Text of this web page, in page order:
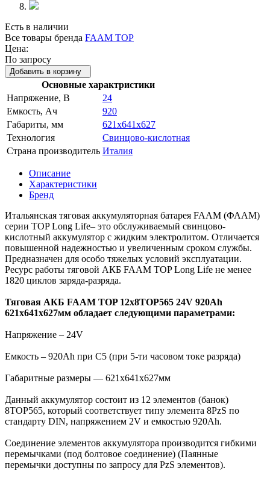
Есть в наличии
Все товары бренда FAAM TOP
Цена:
По запросу
Добавить в корзину
Основные характристики
Напряжение, В
24
Емкость, Ач
920
Габариты, мм
621x641x627
Технология
Свинцово-кислотная
Страна производитель Италия
Описание
Характеристики
Бренд
Итальянская тяговая аккумуляторная батарея FAAM (ФААМ)
серии TOP Long Life– это обслуживаемый свинцово-
кислотный аккумулятор с жидким электролитом. Отличается
повышенной надежностью и увеличенным сроком службы.
Предназначен для особо тяжелых условий эксплуатации.
Ресурс работы тяговой АКБ FAAM TOP Long Life не менее
1820 циклов заряда-разряда.
Тяговая АКБ FAAM TOP 12x8TOP565 24V 920Ah
621x641x627мм обладает следующими параметрами:
Напряжение – 24V
Емкость – 920Ah при С5 (при 5-ти часовом токе разряда)
Габаритные размеры — 621x641x627мм
Данный аккумулятор состоит из 12 элементов (банок)
8TOP565, который соответствует типу элемента 8PzS по
стандарту DIN, напряжением 2V и емкостью 920Ah.
Соединение элементов аккумулятора производится гибкими
перемычками (под болтовое соединение) (Паянные
перемычки доступны по запросу для PzS элементов).